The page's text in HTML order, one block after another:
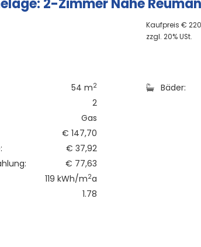
2-Zimmer Nähe
Kaufpreis €
zzgl. 20% USt.
54 m2
2
Gas
€ 147,70
€ 37,92
€ 77,63
119 kWh/m2a
1.78
Bäder: